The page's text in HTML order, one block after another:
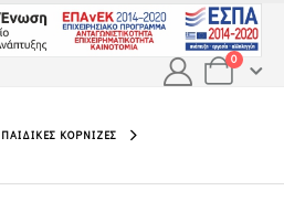
0
ΠΑΙΔΙΚΈΣ ΚΟΡΝΊΖΕΣ